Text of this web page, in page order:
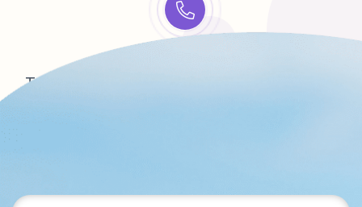
Talk to us and see how we work together